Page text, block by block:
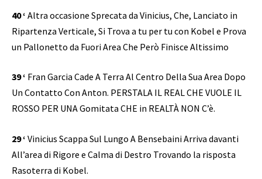
40 ‘ Altra occasione Sprecata da Vinicius, Che, Lanciato in
Ripartenza Verticale, Si Trova a tu per tu con Kobel e Prova
un Pallonetto da Fuori Area Che Però Finisce Altissimo
39 ‘ Fran Garcia Cade A Terra Al Centro Della Sua Area Dopo
Un Contatto Con Anton. PERSTALA IL REAL CHE VUOLE IL
ROSSO PER UNA Gomitata CHE in REALTÀ NON C’è.
29 ‘ Vinicius Scappa Sul Lungo A Bensebaini Arriva davanti
All’area di Rigore e Calma di Destro Trovando la risposta
Rasoterra di Kobel.